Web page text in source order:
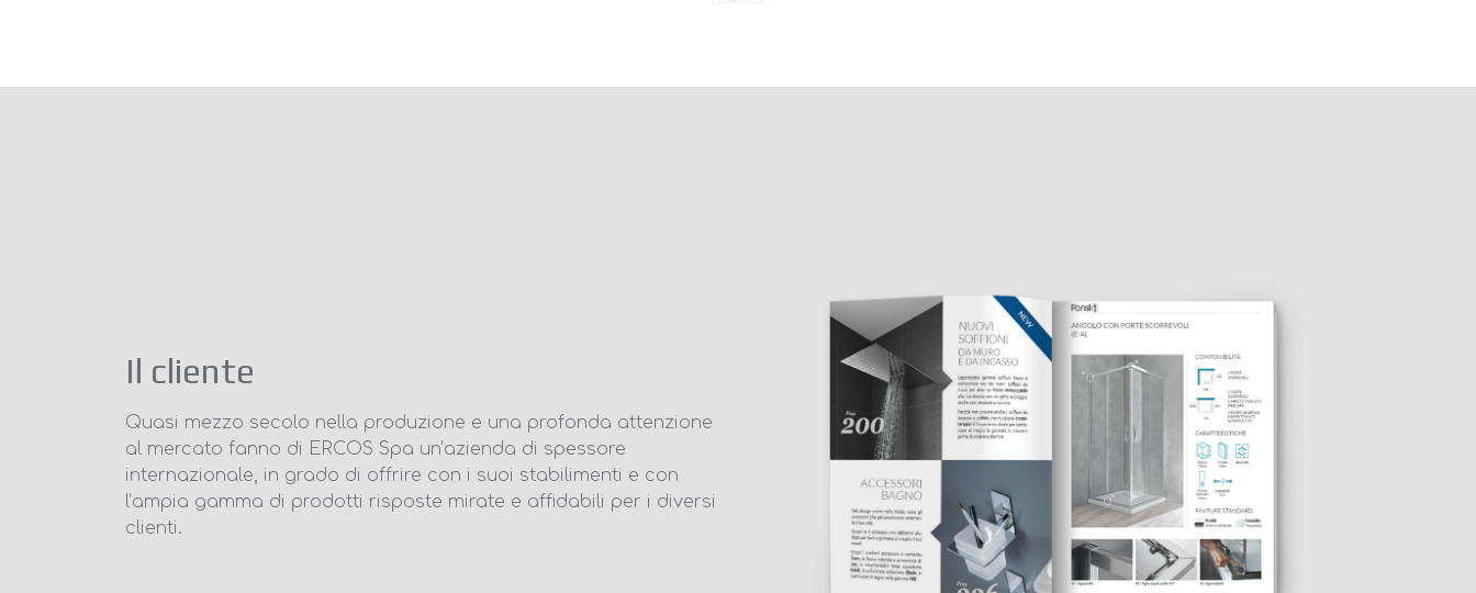
Il cliente
Quasi mezzo secolo nella produzione e una profonda attenzione
al mercato fanno di ERCOS Spa un’azienda di spessore
internazionale, in grado di offrire con i suoi stabilimenti e con
l’ampia gamma di prodotti risposte mirate e affidabili per i diversi
clienti.